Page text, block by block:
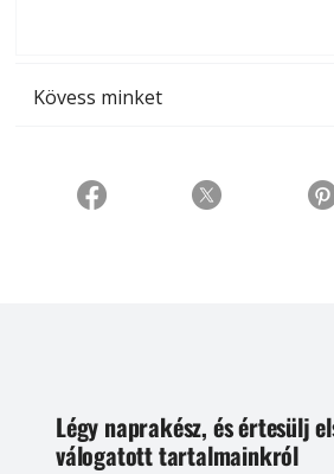
Kövess minket
Légy naprakész, és értesülj
válogatott tartalmainkról